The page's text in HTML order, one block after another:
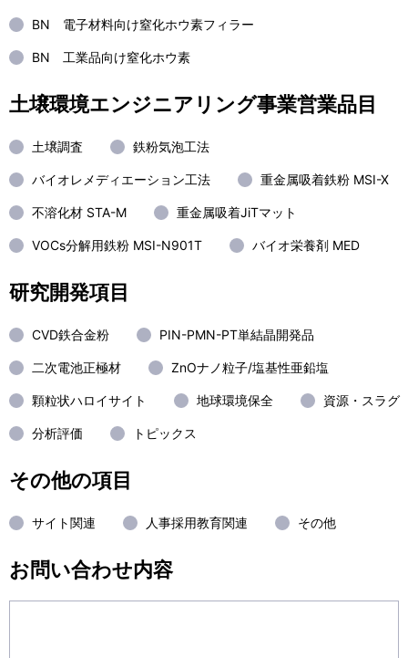
BN 電子材料向け窒化ホウ素フィラー
BN 工業品向け窒化ホウ素
土壌環境エンジニアリング事業営業品目
土壌調査 鉄粉気泡工法
バイオレメディエーション工法 重金属吸着鉄粉 MSI-X
不溶化材 STA-M 重金属吸着JiTマット
VOCs分解用鉄粉 MSI-N901T バイオ栄養剤 MED
研究開発項目
CVD鉄合金粉 PIN-PMN-PT単結晶開発品
二次電池正極材 ZnOナノ粒子/塩基性亜鉛塩
顆粒状ハロイサイト 地球環境保全 資源・スラグ
分析評価 トピックス
その他の項目
サイト関連 人事採用教育関連 その他
お問い合わせ内容